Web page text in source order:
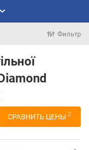
Фильтр
СРАВНИТЬ ЦЕНЫ 2